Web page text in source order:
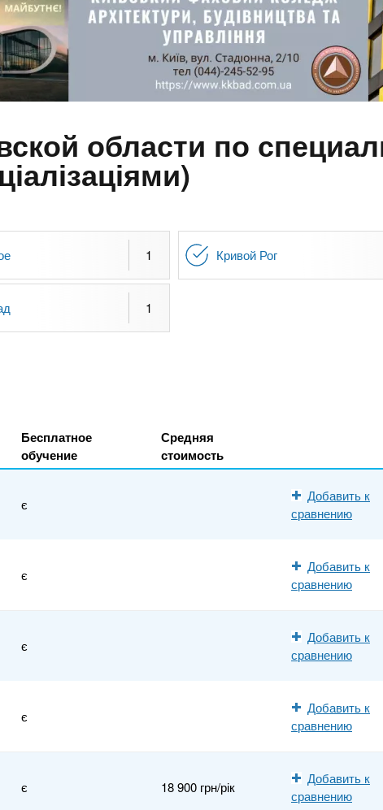
области по
1 Кривой Рог
1
Бесплатное
обучение
Средняя
стоимость
є
Добавить к
сравнению
є
Добавить к
сравнению
є
Добавить к
сравнению
є
Добавить к
сравнению
є 18 900 грн/рік
Добавить к
сравнению